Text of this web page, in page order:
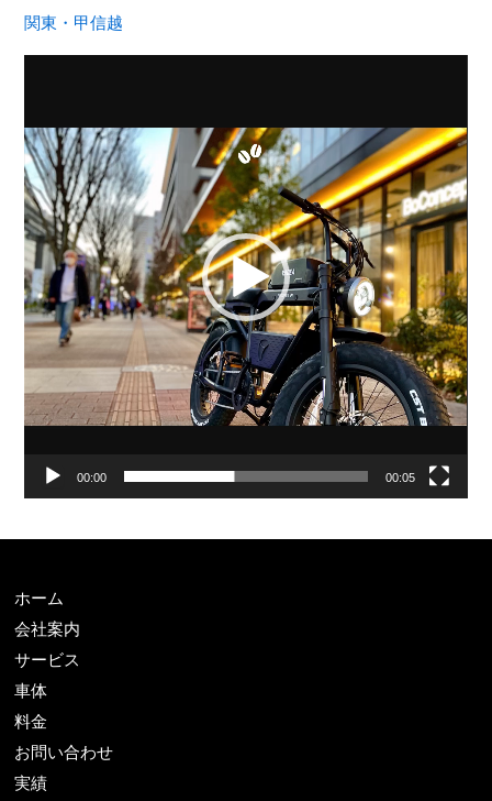
関東・甲信越
プ
レ
ー
ヤ
ー
00:00 00:05
ホーム
会社案内
サービス
車体
料金
お問い合わせ
実績